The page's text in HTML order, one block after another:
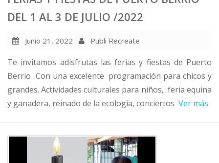
DEL 1 AL 3 DE JULIO /2022
Junio 21, 2022 Publi Recreate
Te invitamos adisfrutas las ferias y fiestas de Puerto
Berrio Con una excelente programación para chicos y
grandes. Actividades culturales para niños, feria equina
y ganadera, reinado de la ecología, conciertos Ver más